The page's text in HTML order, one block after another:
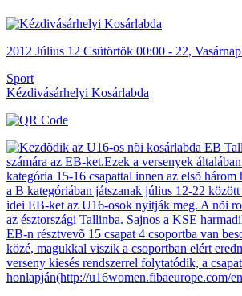
2012 Július 12 Csütörtök 00:00 - 22, Vasárnap
Sport
Kézdivásárhelyi Kosárlabda